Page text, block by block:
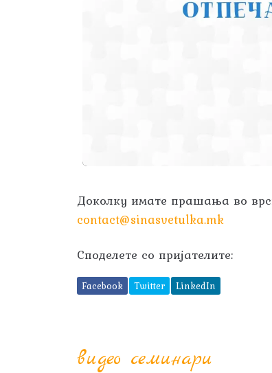
Доколку имате прашања во
contact@sinasvetulka.mk
Споделете со пријателите:
Facebook Twitter LinkedIn
видео семинари